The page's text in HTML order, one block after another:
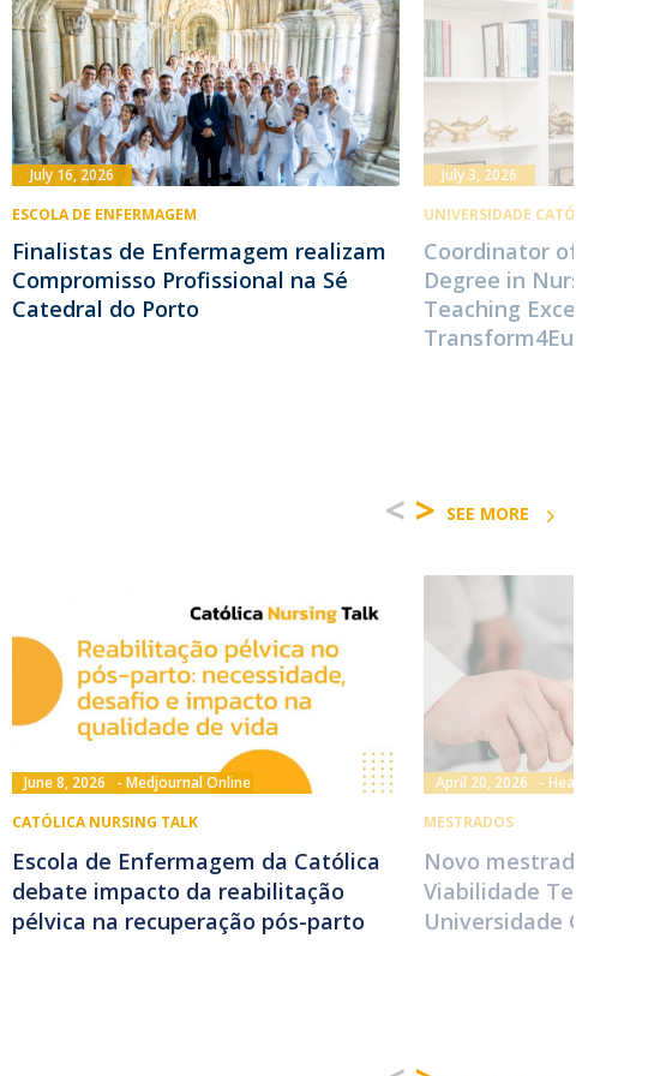
ESCOLA DE ENFERMAGEM
Finalistas de Enfermagem realizam
Compromisso Profissional na Sé
Catedral do Porto
July 16, 2026
UNIVERSIDADE CATÓLICA
Coordinator of the
Degree in Nursing
Teaching Excellence
Transform4Europe
July 3, 2026
SEE MORE
< >
June 8, 2026
Medjournal Online
CATÓLICA NURSING TALK
Escola de Enfermagem da Católica
debate impacto da reabilitação
pélvica na recuperação pós-parto
April 20, 2026
HealthNews
MESTRADOS
Novo mestrado em
Viabilidade Tecidular
Universidade Católica